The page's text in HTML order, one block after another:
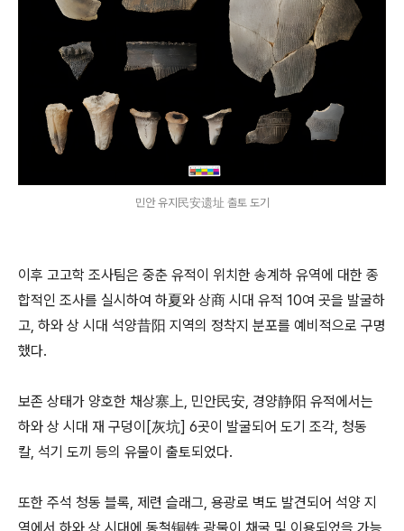
민안 유지民安遗址 출토 도기
이후 고고학 조사팀은 중춘 유적이 위치한 송계하 유역에 대한 종
합적인 조사를 실시하여 하夏와 상商 시대 유적 10여 곳을 발굴하
고, 하와 상 시대 석양昔阳 지역의 정착지 분포를 예비적으로 구명
했다.
보존 상태가 양호한 채상寨上, 민안民安, 경양静阳 유적에서는
하와 상 시대 재 구덩이[灰坑] 6곳이 발굴되어 도기 조각, 청동
칼, 석기 도끼 등의 유물이 출토되었다.
또한 주석 청동 블록, 제련 슬래그, 용광로 벽도 발견되어 석양 지